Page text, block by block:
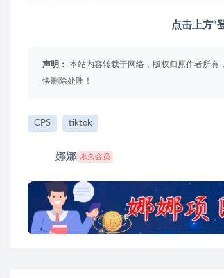
点击上方“
声明： 本站内容转载于网络，版权归原作者所有
快删除处理！
CPS tiktok
娜娜 永久会员